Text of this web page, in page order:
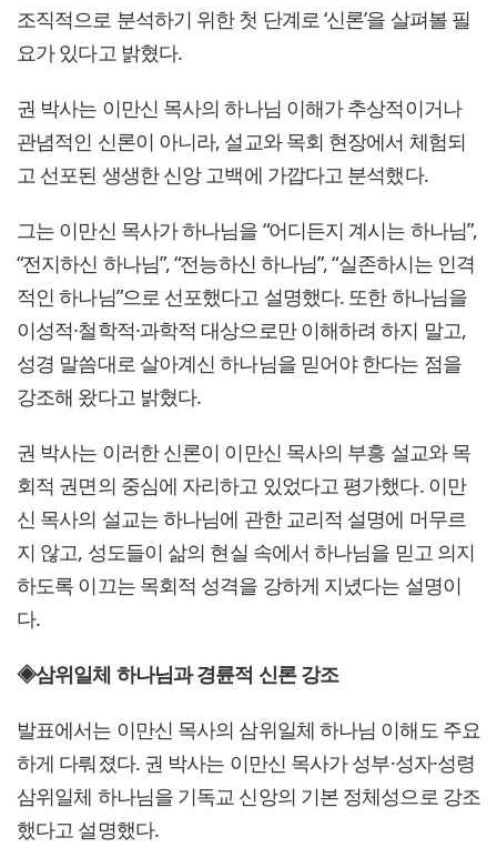
조직적으로 분석하기 위한 첫 단계로 ‘신론’을 살펴볼 필
요가 있다고 밝혔다.
권 박사는 이만신 목사의 하나님 이해가 추상적이거나
관념적인 신론이 아니라, 설교와 목회 현장에서 체험되
고 선포된 생생한 신앙 고백에 가깝다고 분석했다.
그는 이만신 목사가 하나님을 “어디든지 계시는 하나님”,
“전지하신 하나님”, “전능하신 하나님”, “실존하시는 인격
적인 하나님”으로 선포했다고 설명했다. 또한 하나님을
이성적·철학적·과학적 대상으로만 이해하려 하지 말고,
성경 말씀대로 살아계신 하나님을 믿어야 한다는 점을
강조해 왔다고 밝혔다.
권 박사는 이러한 신론이 이만신 목사의 부흥 설교와 목
회적 권면의 중심에 자리하고 있었다고 평가했다. 이만
신 목사의 설교는 하나님에 관한 교리적 설명에 머무르
지 않고, 성도들이 삶의 현실 속에서 하나님을 믿고 의지
하도록 이끄는 목회적 성격을 강하게 지녔다는 설명이
다.
◈삼위일체 하나님과 경륜적 신론 강조
발표에서는 이만신 목사의 삼위일체 하나님 이해도 주요
하게 다뤄졌다. 권 박사는 이만신 목사가 성부·성자·성령
삼위일체 하나님을 기독교 신앙의 기본 정체성으로 강조
했다고 설명했다.